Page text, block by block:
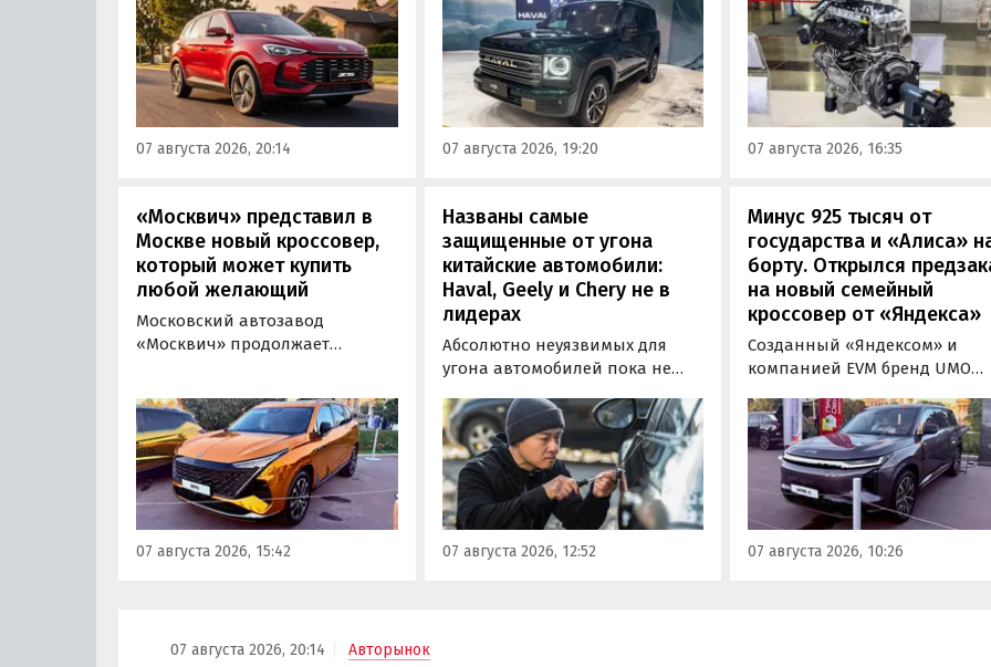
доступной цене, теперь есть
еще один вариант с китайского
рынка — MG ZS. В Китае он
стоит от 900 000 рублей по
текущему курсу, а в РФ с учетом
всех расходов за него нужно
отдать минимум 1 500 000
07 августа 2026, 20:14
калининградском заводе
«Автотор». Речь о Haval H9,
Tank 400 и Tank 500, которые
успешно прошли
сертификацию и получили
Одобрения типа
транспортного средства (ОТТС).
07 августа 2026, 19:20
получивший индекс 414320.
Корреспонденту
«Автоновостей дня» удалось
лично ознакомиться с
новинкой на выставке
«Иннопром» в
07 августа 2026, 16:35
«Москвич» представил в
Москве новый кроссовер,
который может купить
любой желающий
Московский автозавод
«Москвич» продолжает
которые сейчас растет. На днях
на автомобильном фестивале
«ПроДвижение» на ВДНХ в
Москве в числе прочих
моделей «Москвича» был
представлен семиместный
кроссовер М90.
07 августа 2026, 15:42
Названы самые
защищенные от угона
китайские автомобили:
Haval, Geely и Chery не в
лидерах
Абсолютно неуязвимых для
угона автомобилей пока не
могут доставить
злоумышленникам больше
всего сложностей. Из китайских
машин таковыми сегодня
являются модели Li и BYD,
сообщил в эфире радио РБК
учредитель федерального
07 августа 2026, 12:52
Минус 925 тысяч от
государства и «Алиса»
борту. Открылся
на новый семейный
кроссовер от «Яндекса»
Созданный «Яндексом» и
компанией EVM бренд UMO
на свою вторую модель
- полноразмерный
кроссовер UMO 8 с полным
приводом. Его уже можно
заказать в двух версиях: Max
5 915 000 рублей и Ultra за 6
000 рублей без учета
07 августа 2026, 10:26
07 августа 2026, 20:14 Авторынок